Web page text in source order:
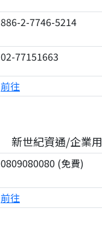
886-2-7746-5214
02-77151663
前往
新世紀資通/企業
0809080080 (免費)
前往